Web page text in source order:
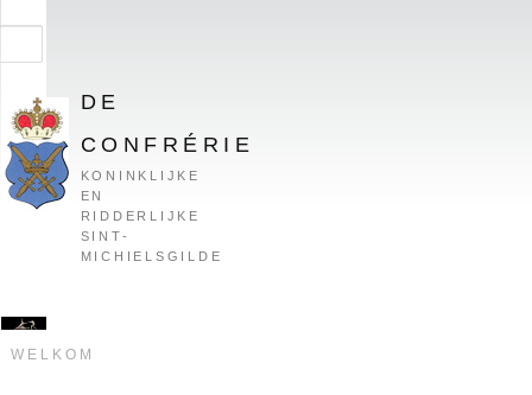
DE
INHOUD
DE
INHOUDDE
CONFRÉRIE
KONINKLIJKE
EN
RIDDERLIJKE
SINT-
MICHIELSGILDE
WELKOM